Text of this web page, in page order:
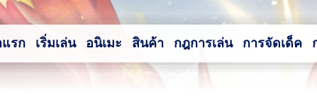
รก เริ่มเล่น อนิเมะ สินค้า กฎการเล่น การจัดเด็ค